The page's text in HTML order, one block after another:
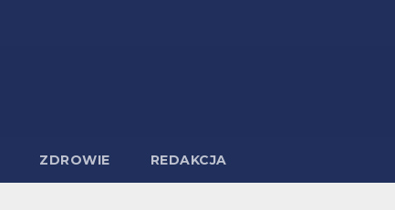
ZDROWIE REDAKCJA